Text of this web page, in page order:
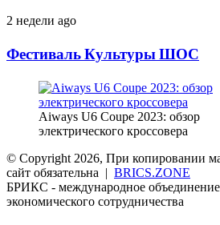
кино
ИсточникЪ»
Фестиваль
ШОС
2 недели ago
Фестиваль Культуры ШОС
Aiways U6 Coupe 2023: обзор
электрического кроссовера
© Copyright 2026, При копировании
сайт обязательна | BRICS.ZONE
БРИКС - международное объединение
экономического сотрудничества